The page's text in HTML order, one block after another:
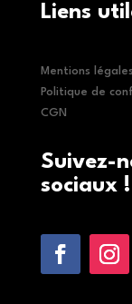
Liens
Mentions légales
Politique de
CGN
Suivez-
sociaux !